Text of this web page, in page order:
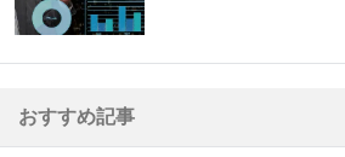
おすすめ記事